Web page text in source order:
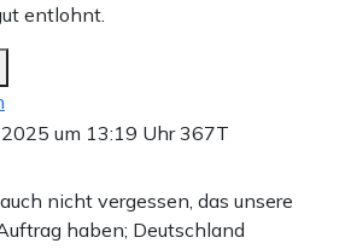
entlohnt.
um 13:19 Uhr367T
nicht vergessen, das unsere
haben; Deutschland